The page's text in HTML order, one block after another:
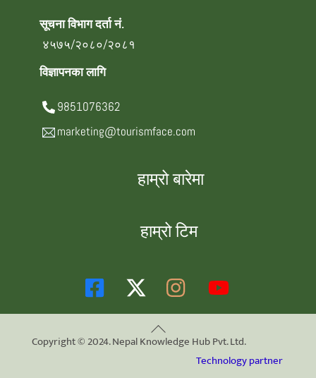
सूचना विभाग दर्ता नं.
४५७५/२०८०/२०८१
विज्ञापनका लागि
9851076362
marketing@tourismface.com
हाम्रो बारेमा
हाम्रो टिम
Back
To
Copyright © 2024. Nepal Knowledge Hub Pvt. Ltd.
Technology partner